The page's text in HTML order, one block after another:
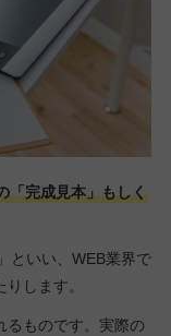
「完成見本」もしく
といい、WEB業界で
します。
るものです。実際の